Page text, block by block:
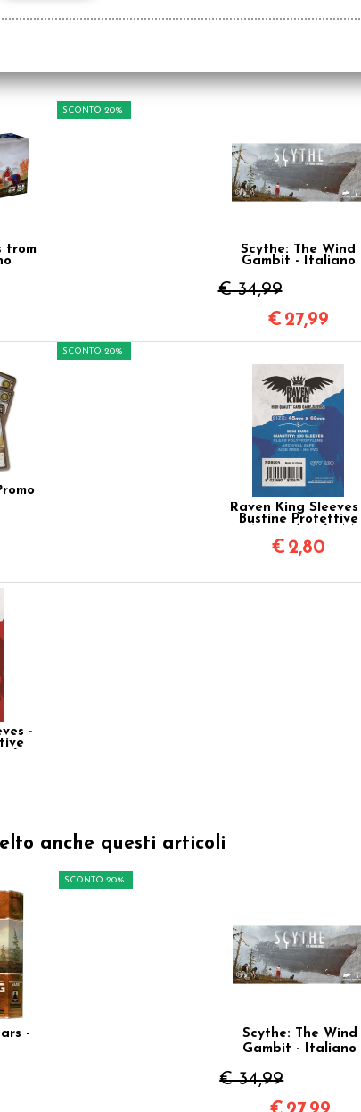
from
SCONTO 20%
Scythe: The Wind
Gambit - Italiano
€ 34,99
€ 27,99
SCONTO 20%
Raven King Sleeves
Bustine Protettive
Euro
€ 2,80
-
anche questi articoli
-
SCONTO 20%
Scythe: The Wind
Gambit - Italiano
€ 34,99